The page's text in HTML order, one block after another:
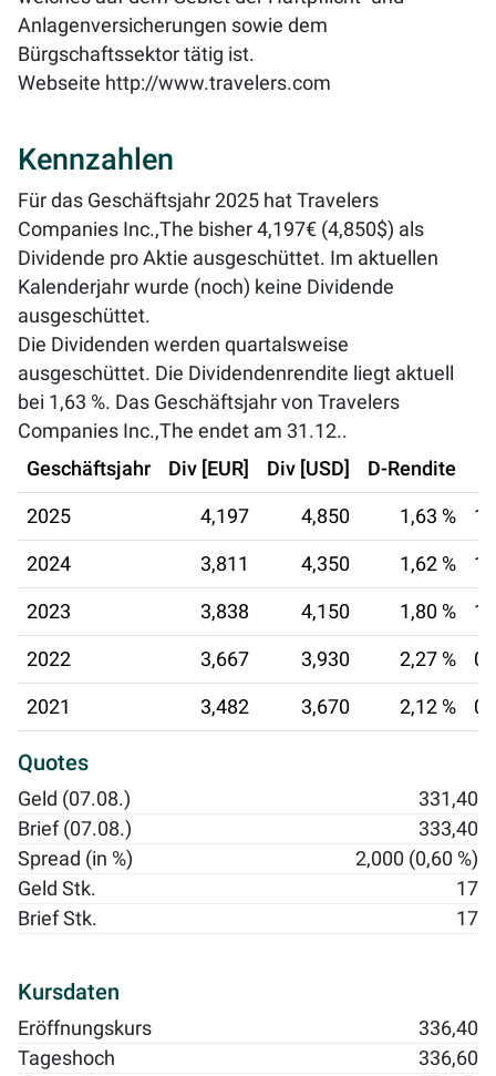
Anlagenversicherungen sowie dem
Bürgschaftssektor tätig ist.
Webseite http://www.travelers.com
Kennzahlen
Für das Geschäftsjahr 2025 hat Travelers
Companies Inc.,The bisher 4,197€ (4,850$) als
Dividende pro Aktie ausgeschüttet. Im aktuellen
Kalenderjahr wurde (noch) keine Dividende
ausgeschüttet.
Die Dividenden werden quartalsweise
ausgeschüttet. Die Dividendenrendite liegt aktuell
bei 1,63 %. Das Geschäftsjahr von Travelers
Companies Inc.,The endet am 31.12..
Geschäftsjahr
Div [EUR] Div [USD] D-Rendite
2025 4,197 4,850 1,63 %
2024 3,811 4,350 1,62 %
2023 3,838 4,150 1,80 %
2022 3,667 3,930 2,27 %
2021 3,482 3,670 2,12 %
Quotes
Geld (07.08.)
331,40
Brief (07.08.)
333,40
Spread (in %)
2,000 (0,60 %)
Geld Stk.
17
Brief Stk.
17
Kursdaten
Eröffnungskurs
336,40
Tageshoch
336,60